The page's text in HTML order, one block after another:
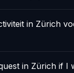
in Zürich
in Zürich if I